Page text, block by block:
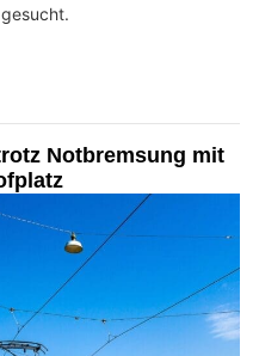
Notbremsung mit